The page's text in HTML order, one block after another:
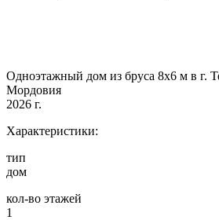
Одноэтажный дом из бруса 8х6 м в г.
Мордовия
2026 г.
Характеристики:
тип
дом
кол-во этажей
1